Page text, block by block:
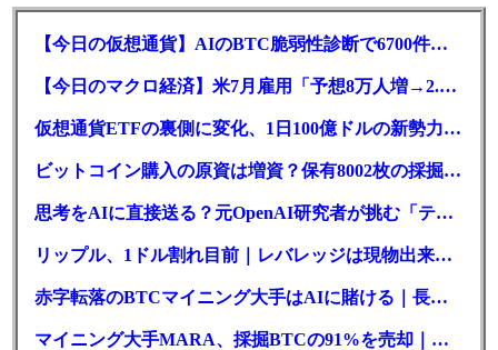
【今日の仮想通貨】AIのBTC脆弱性診断で6700件の指摘。赤字マイニング企業はAIに賭ける
【今日のマクロ経済】米7月雇用「予想8万人増→2.3万人減」で利上げ観測後退
仮想通貨ETFの裏側に変化、1日100億ドルの新勢力がSEC登録
ビットコイン購入の原資は増資？保有8002枚の採掘企業の実態とは
思考をAIに直接送る？元OpenAI研究者が挑む「テレパシー」開発とは
リップル、1ドル割れ目前｜レバレッジは現物出来高の6倍超
赤字転落のBTCマイニング大手はAIに賭ける｜長期負債17.8億ドル
マイニング大手MARA、採掘BTCの91%を売却｜純損失6億ドル